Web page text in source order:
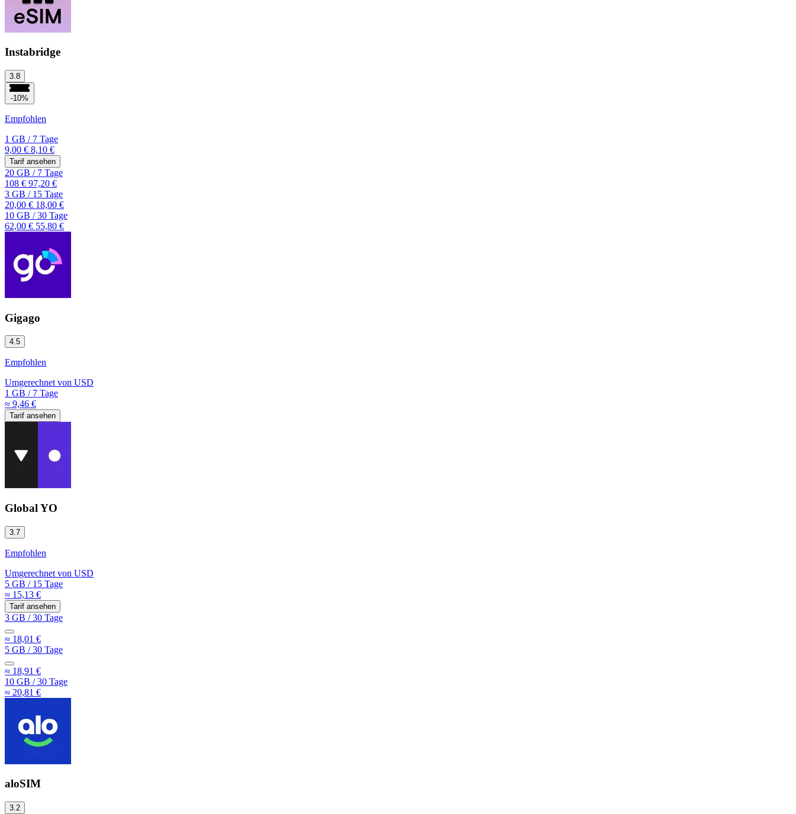
Instabridge
3.8
-10%
Empfohlen
1 GB /7 Tage
9,00 € 8,10 €
Tarif ansehen
20 GB /7 Tage
108 € 97,20 €
3 GB /15 Tage
20,00 € 18,00 €
10 GB /30 Tage
62,00 € 55,80 €
Gigago
4.5
Empfohlen
Umgerechnet von USD
1 GB /7 Tage
≈ 9,46 €
Tarif ansehen
Global YO
3.7
Empfohlen
Umgerechnet von USD
5 GB /15 Tage
≈ 15,13 €
Tarif ansehen
3 GB /30 Tage
≈ 18,01 €
5 GB /30 Tage
≈ 18,91 €
10 GB /30 Tage
≈ 20,81 €
aloSIM
3.2